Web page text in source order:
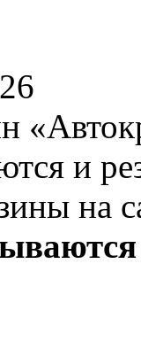
и
на